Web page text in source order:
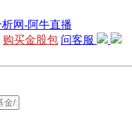
购买金股包 问客服